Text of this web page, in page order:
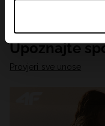
Upoznajte
Provjeri sve unose